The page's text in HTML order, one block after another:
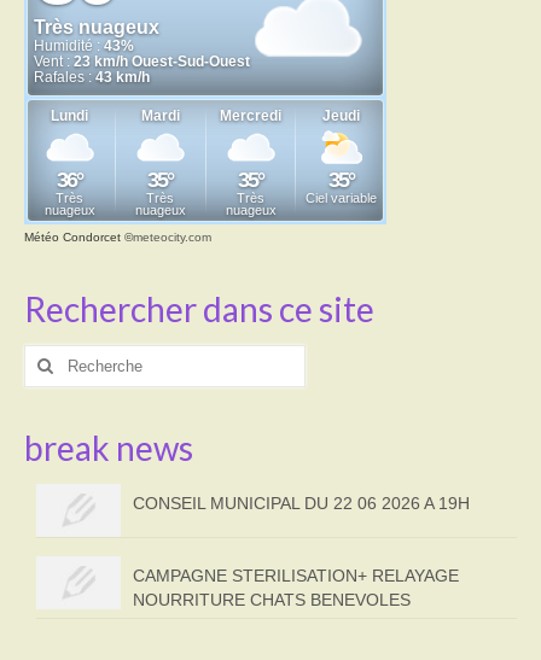
Météo Condorcet ©meteocity.com
Rechercher dans ce site
Rechercher
break news
CONSEIL MUNICIPAL DU 22 06 2026 A 19H
CAMPAGNE STERILISATION+ RELAYAGE
NOURRITURE CHATS BENEVOLES